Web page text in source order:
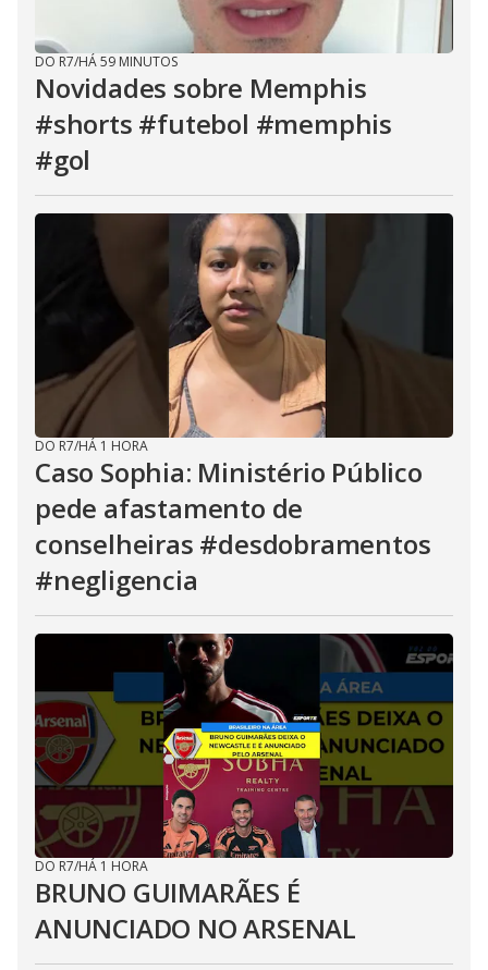
DO R7/HÁ 59 MINUTOS
Novidades sobre Memphis
#shorts #futebol #memphis
#gol
DO R7/HÁ 1 HORA
Caso Sophia: Ministério Público
pede afastamento de
conselheiras #desdobramentos
#negligencia
DO R7/HÁ 1 HORA
BRUNO GUIMARÃES É
ANUNCIADO NO ARSENAL